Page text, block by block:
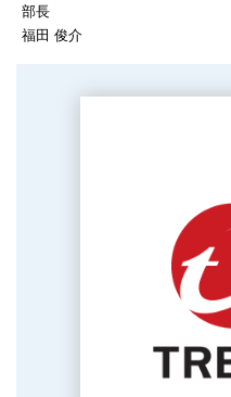
部長
福田 俊介